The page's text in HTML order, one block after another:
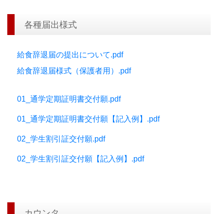
各種届出様式
給食辞退届の提出について.pdf
給食辞退届様式（保護者用）.pdf
01_通学定期証明書交付願.pdf
01_通学定期証明書交付願【記入例】.pdf
02_学生割引証交付願.pdf
02_学生割引証交付願【記入例】.pdf